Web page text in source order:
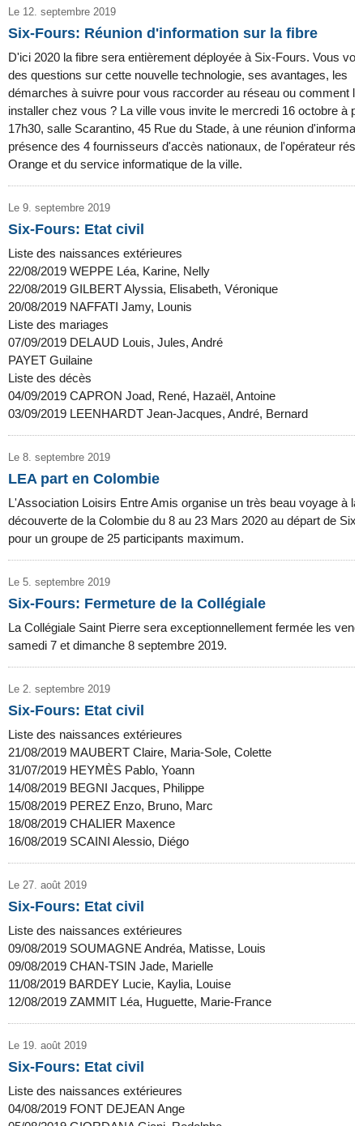
Le 12. septembre 2019
Six-Fours: Réunion d'information sur la fibre
D'ici 2020 la fibre sera entièrement déployée à Six-Fours. Vous
des questions sur cette nouvelle technologie, ses avantages, les
démarches à suivre pour vous raccorder au réseau ou comment
installer chez vous ? La ville vous invite le mercredi 16 octobre à
17h30, salle Scarantino, 45 Rue du Stade, à une réunion
présence des 4 fournisseurs d'accès nationaux, de l'opérateur
Orange et du service informatique de la ville.
Le 9. septembre 2019
Six-Fours: Etat civil
Liste des naissances extérieures
22/08/2019 WEPPE Léa, Karine, Nelly
22/08/2019 GILBERT Alyssia, Elisabeth, Véronique
20/08/2019 NAFFATI Jamy, Lounis
Liste des mariages
07/09/2019 DELAUD Louis, Jules, André
PAYET Guilaine
Liste des décès
04/09/2019 CAPRON Joad, René, Hazaël, Antoine
03/09/2019 LEENHARDT Jean-Jacques, André, Bernard
Le 8. septembre 2019
LEA part en Colombie
L'Association Loisirs Entre Amis organise un très beau voyage à la
découverte de la Colombie du 8 au 23 Mars 2020 au départ de Six
pour un groupe de 25 participants maximum.
Le 5. septembre 2019
Six-Fours: Fermeture de la Collégiale
La Collégiale Saint Pierre sera exceptionnellement fermée les
samedi 7 et dimanche 8 septembre 2019.
Le 2. septembre 2019
Six-Fours: Etat civil
Liste des naissances extérieures
21/08/2019 MAUBERT Claire, Maria-Sole, Colette
31/07/2019 HEYMÈS Pablo, Yoann
14/08/2019 BEGNI Jacques, Philippe
15/08/2019 PEREZ Enzo, Bruno, Marc
18/08/2019 CHALIER Maxence
16/08/2019 SCAINI Alessio, Diégo
Le 27. août 2019
Six-Fours: Etat civil
Liste des naissances extérieures
09/08/2019 SOUMAGNE Andréa, Matisse, Louis
09/08/2019 CHAN-TSIN Jade, Marielle
11/08/2019 BARDEY Lucie, Kaylia, Louise
12/08/2019 ZAMMIT Léa, Huguette, Marie-France
Le 19. août 2019
Six-Fours: Etat civil
Liste des naissances extérieures
04/08/2019 FONT DEJEAN Ange